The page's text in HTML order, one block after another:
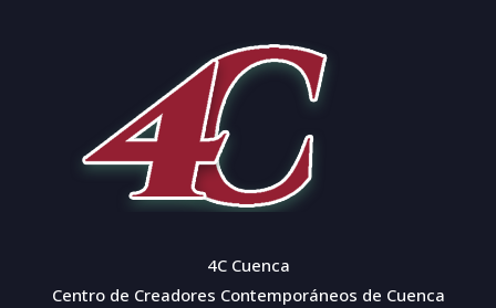
4C Cuenca
Centro de Creadores Contemporáneos de Cuenca